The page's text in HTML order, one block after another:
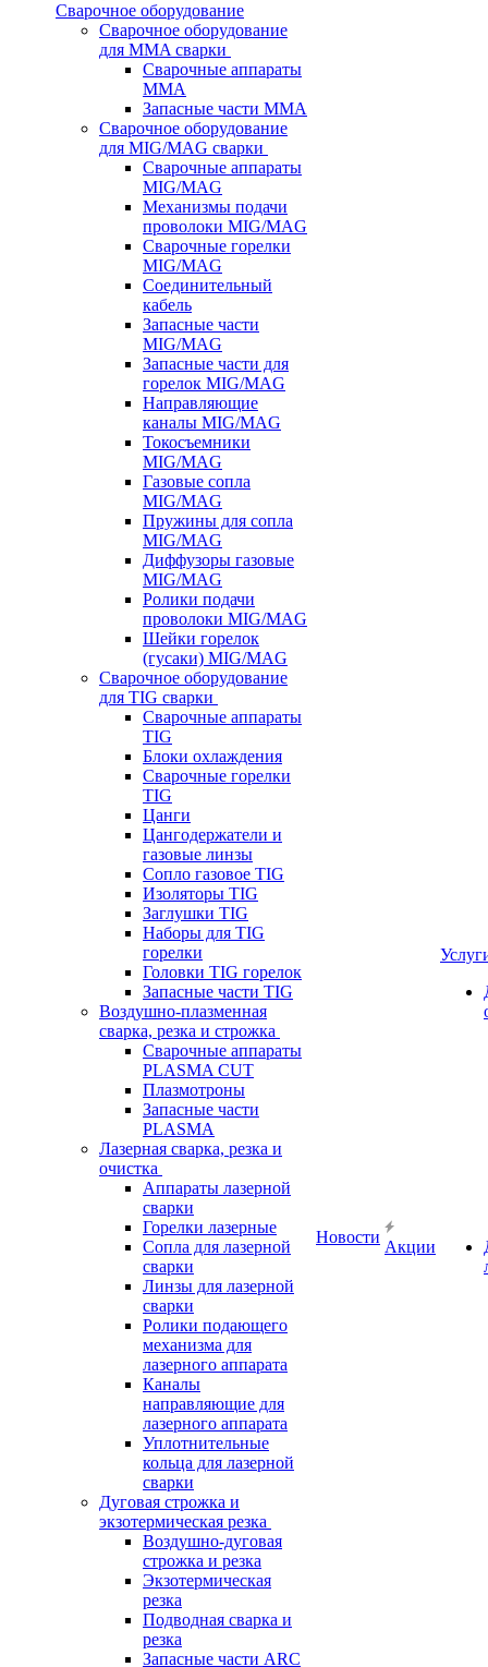
Сварочное оборудование
Сварочное оборудование
для MMA сварки
Сварочные аппараты
MMA
Запасные части MMA
Сварочное оборудование
для MIG/MAG сварки
Сварочные аппараты
MIG/MAG
Механизмы подачи
проволоки MIG/MAG
Сварочные горелки
MIG/MAG
Соединительный
кабель
Запасные части
MIG/MAG
Запасные части для
горелок MIG/MAG
Направляющие
каналы MIG/MAG
Токосъемники
MIG/MAG
Газовые сопла
MIG/MAG
Пружины для сопла
MIG/MAG
Диффузоры газовые
MIG/MAG
Ролики подачи
проволоки MIG/MAG
Шейки горелок
(гусаки) MIG/MAG
Сварочное оборудование
для TIG сварки
Сварочные аппараты
TIG
Блоки охлаждения
Сварочные горелки
TIG
Цанги
Цангодержатели и
газовые линзы
Сопло газовое TIG
Изоляторы TIG
Заглушки TIG
Наборы для TIG
горелки
Головки TIG горелок
Запасные части TIG
Воздушно-плазменная
сварка, резка и строжка
Сварочные аппараты
PLASMA CUT
Плазмотроны
Запасные части
PLASMA
Лазерная сварка, резка и
очистка
Аппараты лазерной
сварки
Горелки лазерные
Сопла для лазерной
сварки
Линзы для лазерной
сварки
Ролики подающего
механизма для
лазерного аппарата
Каналы
направляющие для
лазерного аппарата
Уплотнительные
кольца для лазерной
сварки
Дуговая строжка и
экзотермическая резка
Воздушно-дуговая
строжка и резка
Экзотермическая
резка
Подводная сварка и
резка
Запасные части ARC
Новости
Акции